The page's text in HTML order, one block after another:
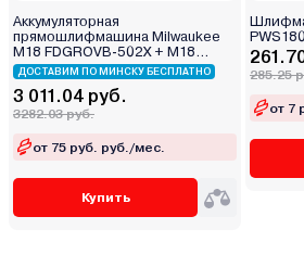
Аккумуляторная
прямошлифмашина Milwaukee
M18 FDGROVB-502X + M18
BLDDRC-0X
ДОСТАВИМ ПО МИНСКУ БЕСПЛАТНО
3 011.04 руб.
3282.03 руб.
от 75 руб. руб./мес.
Купить
285.25
от 7